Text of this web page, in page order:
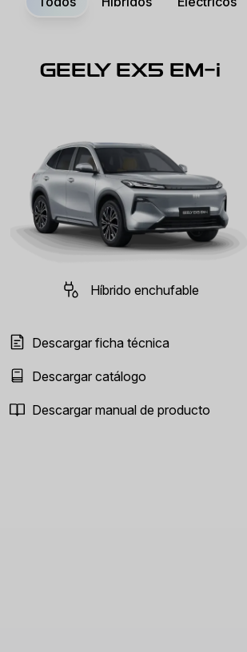
GEELY EX5 EM-i
Híbrido enchufable
Descargar ficha técnica
Descargar catálogo
Descargar manual de producto